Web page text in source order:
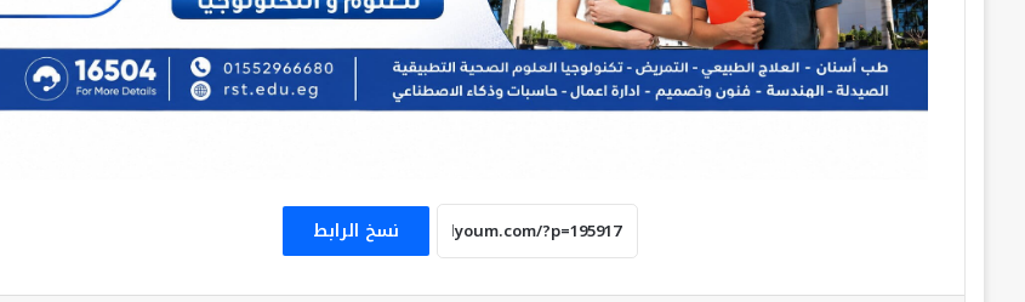
نسخ الرابط
المنتخب لحظة وطنية ستظل خالدة في التاريخ
هيثم طواله: زيادة أجور العاملين بالمؤسسات